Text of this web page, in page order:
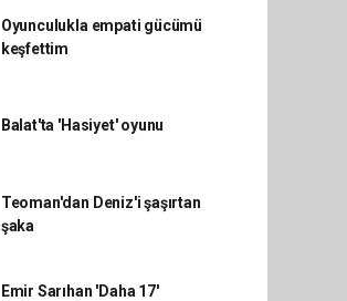
Oyunculukla empati gücümü
keşfettim
Balat'ta 'Hasiyet' oyunu
Teoman'dan Deniz'i şaşırtan
şaka
Emir Sarıhan 'Daha 17'